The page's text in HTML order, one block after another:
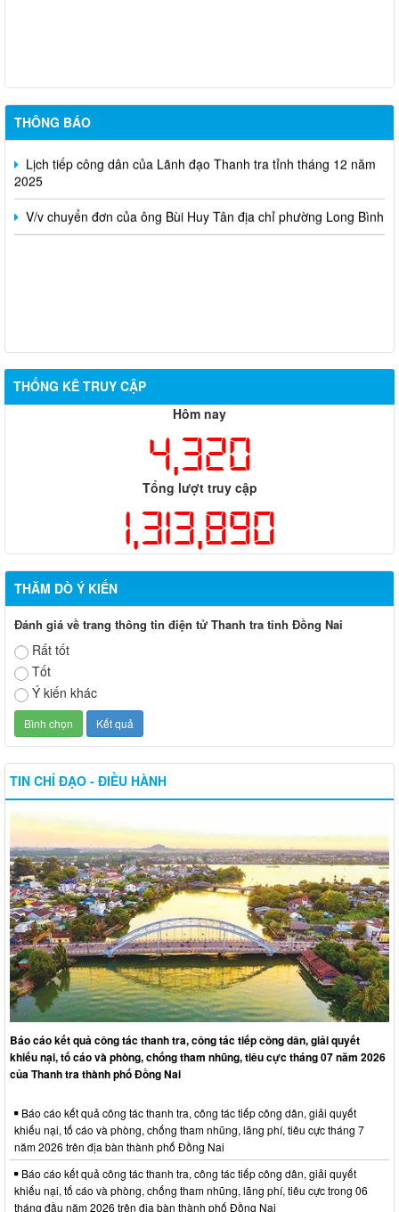
THÔNG BÁO
Công khai tiết kiệm chi thường xuyên dự toán năm 2025 theo
Nghị quyết số 173/NQ-CP của Chính Phủ (sau sát nhập)
Lịch tiếp công dân của Lãnh đạo Thanh tra tỉnh tháng 12 năm
2025
V/v chuyển đơn của ông Bùi Huy Tân địa chỉ phường Long Bình
THỐNG KÊ TRUY CẬP
Hôm nay
4,320
Tổng lượt truy cập
1,313,890
THĂM DÒ Ý KIẾN
Đánh giá về trang thông tin điện tử Thanh tra tỉnh Đồng Nai
Rất tốt
Tốt
Ý kiến khác
TIN CHỈ ĐẠO - ĐIỀU HÀNH
Báo cáo kết quả công tác thanh tra, công tác tiếp công dân, giải quyết
khiếu nại, tố cáo và phòng, chống tham nhũng, tiêu cực tháng 07 năm 2026
của Thanh tra thành phố Đồng Nai
Báo cáo kết quả công tác thanh tra, công tác tiếp công dân, giải quyết
khiếu nại, tố cáo và phòng, chống tham nhũng, lãng phí, tiêu cực tháng 7
năm 2026 trên địa bàn thành phố Đồng Nai
Báo cáo kết quả công tác thanh tra, công tác tiếp công dân, giải quyết
khiếu nại, tố cáo và phòng, chống tham nhũng, lãng phí, tiêu cực trong 06
tháng đầu năm 2026 trên địa bàn thành phố Đồng Nai